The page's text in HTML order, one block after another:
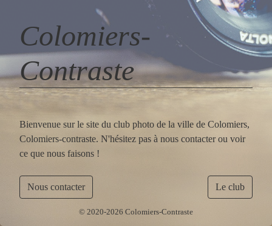
Colomiers-
Contraste
Bienvenue sur le site du club photo de la ville de Colomiers,
Colomiers-contraste. N'hésitez pas à nous contacter ou voir
ce que nous faisons !
Nous contacter Le club
© 2020-2026 Colomiers-Contraste